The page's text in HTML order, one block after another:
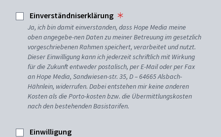
Einverständniserklärung
Ja, ich bin damit einverstanden, dass Hope Media meine
oben angegebe-nen Daten zu meiner Betreuung im gesetzlich
vorgeschriebenen Rahmen speichert, verarbeitet und nutzt.
Dieser Einwilligung kann ich jederzeit schriftlich mit Wirkung
für die Zukunft entweder postalisch, per E-Mail oder per Fax
an Hope Media, Sandwiesen-str. 35, D – 64665 Alsbach-
Hähnlein, widerrufen. Dabei entstehen mir keine anderen
Kosten als die Porto-kosten bzw. die Übermittlungskosten
nach den bestehenden Basistarifen.
Einwilligung